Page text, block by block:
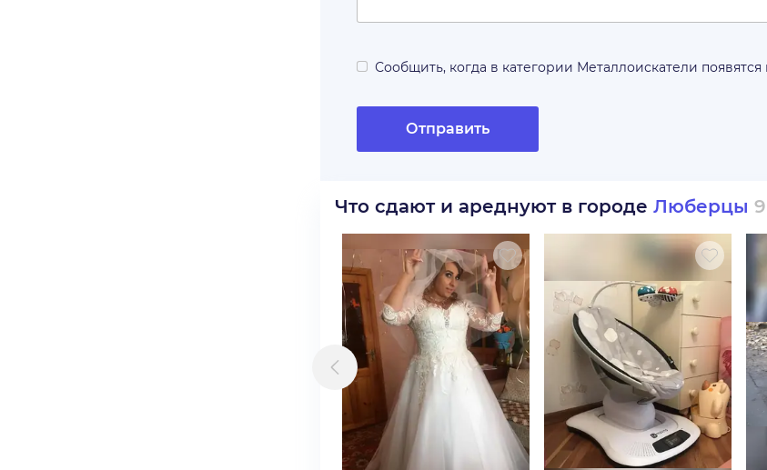
Сообщить, когда в категории Металлоискатели
Отправить
Что сдают и ареднуют в городе Люберцы 9